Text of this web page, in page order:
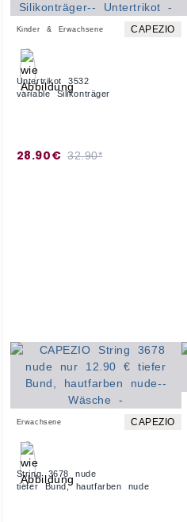
Kinder & Erwachsene CAPEZIO
Untertrikot 3532
variable Silikonträger
28.90€ 32.90*
Erwachsene CAPEZIO
String 3678 nude
tiefer Bund, hautfarben nude